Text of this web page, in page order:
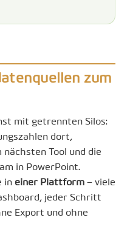
zum
mit getrennten Silos:
dort,
Tool und die
in PowerPoint.
in einer Plattform – viele
jeder Schritt
Export und ohne